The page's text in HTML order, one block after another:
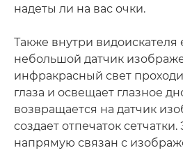
надеты ли на вас очки.
Также внутри видоискателя
небольшой датчик
инфракрасный свет
глаза и освещает глазное
возвращается на датчик
создает отпечаток сетчатки.
напрямую связан с